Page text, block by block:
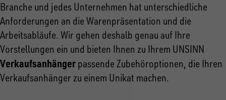
Branche und jedes Unternehmen hat unterschiedliche
Anforderungen an die Warenpräsentation und die
Arbeitsabläufe. Wir gehen deshalb genau auf Ihre
Vorstellungen ein und bieten Ihnen zu Ihrem UNSINN
Verkaufsanhänger passende Zubehöroptionen, die Ihren
Verkaufsanhänger zu einem Unikat machen.